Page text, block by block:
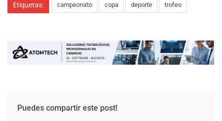
Etiquetas: campeonato copa deporte trofeo
Puedes compartir este post!